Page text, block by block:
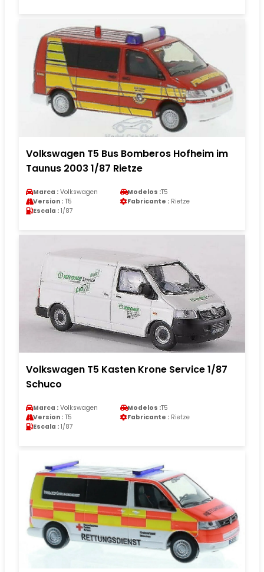
Volkswagen T5 Bus Bomberos Hofheim im
Taunus 2003 1/87 Rietze
Marca : Volkswagen Modelos :T5
Version : T5 Fabricante : Rietze
Escala : 1/87
Volkswagen T5 Kasten Krone Service 1/87
Schuco
Marca : Volkswagen Modelos :T5
Version : T5 Fabricante : Rietze
Escala : 1/87